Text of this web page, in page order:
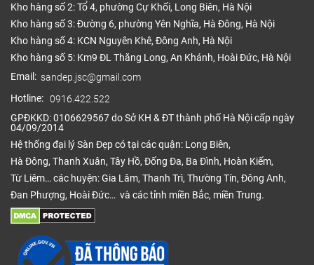
Kho hàng số 2: Tổ 4, phường Cự Khối, Long Biên, Hà Nội
Kho hàng số 3: Đường 6, phường Yên Nghĩa, Hà Đông, Hà Nội
Kho hàng số 4: KCN Nguyên Khê, Đông Anh, Hà Nội
Kho hàng số 5: Km9 ĐL Thăng Long, An Khánh, Hoài Đức, Hà Nội
Email: sandep.jsc@gmail.com
Hotline: 0916.422.522
GPĐKKD: 0106629567 do Sở KH & ĐT thành phố Hà Nội cấp ngày
04/09/2014
Hệ thống đại lý Sàn Đẹp có tại các quận: Long Biên,
Hà Đông, Thanh Xuân, Tây Hồ, Đống Đa, Ba Đình, Hoàn Kiếm,
Từ Liêm… các huyện: Gia Lâm, Thanh Trì, Thường Tín, Đông Anh,
Đan Phượng, Hoài Đức… và các tỉnh miền Bắc, miền Trung.